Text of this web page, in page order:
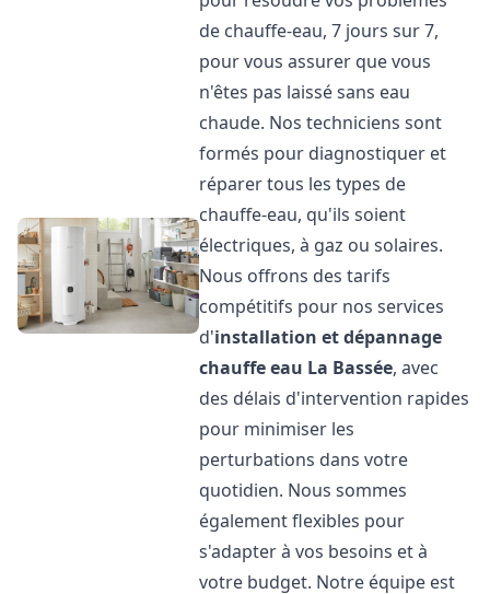
de chauffe-eau, 7 jours sur 7,
pour vous assurer que vous
n'êtes pas laissé sans eau
chaude. Nos techniciens sont
formés pour diagnostiquer et
réparer tous les types de
chauffe-eau, qu'ils soient
électriques, à gaz ou solaires.
Nous offrons des tarifs
compétitifs pour nos services
d'installation et dépannage
chauffe eau La Bassée, avec
des délais d'intervention rapides
pour minimiser les
perturbations dans votre
quotidien. Nous sommes
également flexibles pour
s'adapter à vos besoins et à
votre budget. Notre équipe est